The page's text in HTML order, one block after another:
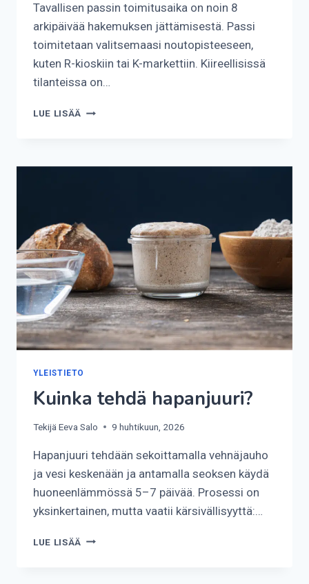
Tavallisen passin toimitusaika on noin 8
arkipäivää hakemuksen jättämisestä. Passi
toimitetaan valitsemaasi noutopisteeseen,
kuten R-kioskiin tai K-markettiin. Kiireellisissä
tilanteissa on…
LUE LISÄÄ KUINKA
YLEISTIETO
Kuinka tehdä hapanjuuri?
Tekijä Eeva Salo 9 huhtikuun, 2026
Hapanjuuri tehdään sekoittamalla vehnäjauho
ja vesi keskenään ja antamalla seoksen käydä
huoneenlämmössä 5–7 päivää. Prosessi on
yksinkertainen, mutta vaatii kärsivällisyyttä:…
LUE LISÄÄ KUINKA